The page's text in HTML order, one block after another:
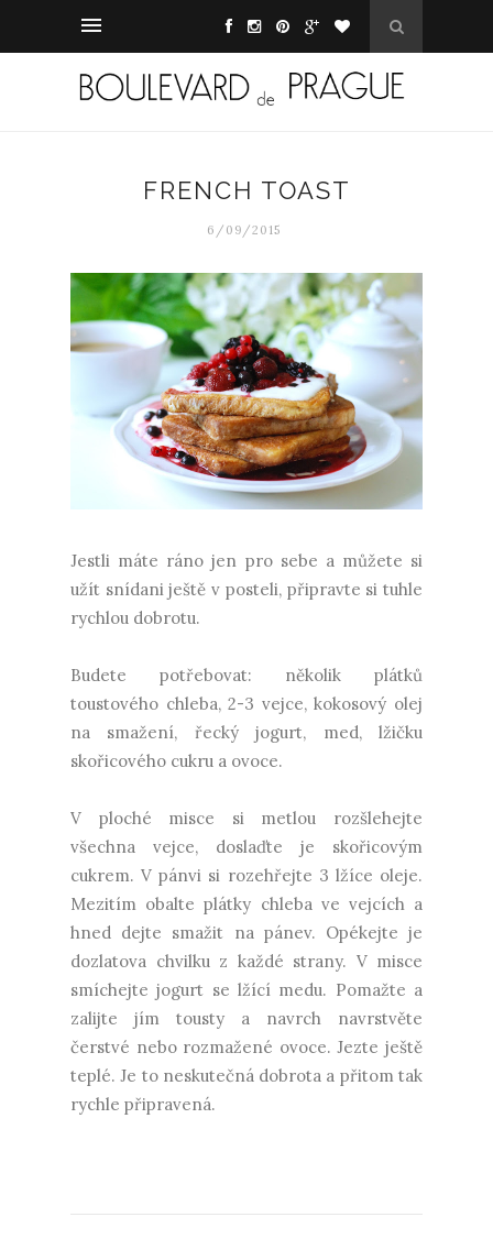
FRENCH TOAST
6/09/2015
Jestli máte ráno jen pro sebe a můžete si
užít snídani ještě v posteli, připravte si tuhle
rychlou dobrotu.
Budete potřebovat: několik plátků
toustového chleba, 2-3 vejce, kokosový olej
na smažení, řecký jogurt, med, lžičku
skořicového cukru a ovoce.
V ploché misce si metlou rozšlehejte
všechna vejce, doslaďte je skořicovým
cukrem. V pánvi si rozehřejte 3 lžíce oleje.
Mezitím obalte plátky chleba ve vejcích a
hned dejte smažit na pánev. Opékejte je
dozlatova chvilku z každé strany. V misce
smíchejte jogurt se lžící medu. Pomažte a
zalijte jím tousty a navrch navrstvěte
čerstvé nebo rozmažené ovoce. Jezte ještě
teplé. Je to neskutečná dobrota a přitom tak
rychle připravená.